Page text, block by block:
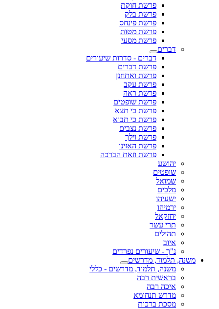
פרשת חוקת
פרשת בלק
פרשת פינחס
פרשת מטות
פרשת מסעי
דברים
דברים - סדרות שיעורים
פרשת דברים
פרשת ואתחנן
פרשת עקב
פרשת ראה
פרשת שופטים
פרשת כי תצא
פרשת כי תבוא
פרשת נצבים
פרשת וילך
פרשת האזינו
פרשת וזאת הברכה
יהושע
שופטים
שמואל
מלכים
ישעיהו
ירמיהו
יחזקאל
תרי עשר
תהילים
איוב
נ"ך - שיעורים נפרדים
משנה, תלמוד, מדרשים
משנה, תלמוד, מדרשים - כללי
בראשית רבה
איכה רבה
מדרש תנחומא
מסכת ברכות